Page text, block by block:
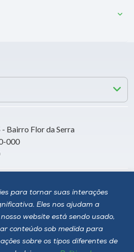
para tornar suas interações
Eles nos ajudam a
website está sendo usado,
conteúdo sob medida para
sobre os tipos diferentes de
Bairro Flor da Serra
000